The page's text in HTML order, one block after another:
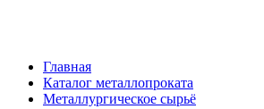
Главная
Каталог металлопроката
Металлургическое сырьё